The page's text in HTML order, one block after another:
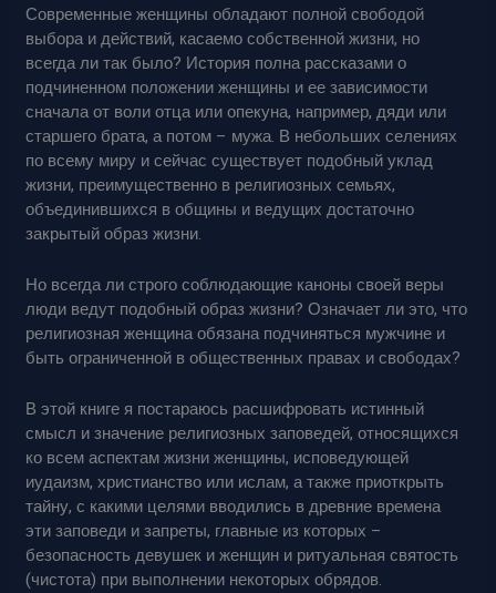
Современные женщины обладают полной свободой
выбора и действий, касаемо собственной жизни, но
всегда ли так было? История полна рассказами о
подчиненном положении женщины и ее зависимости
сначала от воли отца или опекуна, например, дяди или
старшего брата, а потом – мужа. В небольших селениях
по всему миру и сейчас существует подобный уклад
жизни, преимущественно в религиозных семьях,
объединившихся в общины и ведущих достаточно
закрытый образ жизни.
Но всегда ли строго соблюдающие каноны своей веры
люди ведут подобный образ жизни? Означает ли это, что
религиозная женщина обязана подчиняться мужчине и
быть ограниченной в общественных правах и свободах?
В этой книге я постараюсь расшифровать истинный
смысл и значение религиозных заповедей, относящихся
ко всем аспектам жизни женщины, исповедующей
иудаизм, христианство или ислам, а также приоткрыть
тайну, с какими целями вводились в древние времена
эти заповеди и запреты, главные из которых –
безопасность девушек и женщин и ритуальная святость
(чистота) при выполнении некоторых обрядов.